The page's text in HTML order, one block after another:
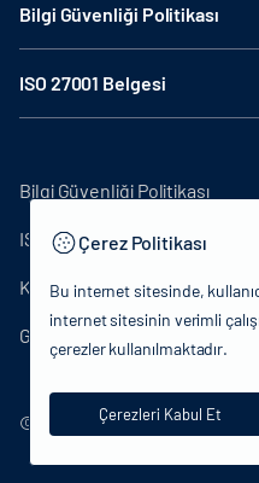
Bilgi Güvenliği Politikası
ISO 27001 Belgesi
© 2024 T.C.Kültür ve Turizm
Bilgi Güvenliği Politikası
ISO27001
KVKK Aydınlatma Metni
Gizlilik Politikası
Çerez Politikası
Bu internet sitesinde,
internet sitesinin verimli
çerezler kullanılmaktadır.
Çerezleri Kabul Et